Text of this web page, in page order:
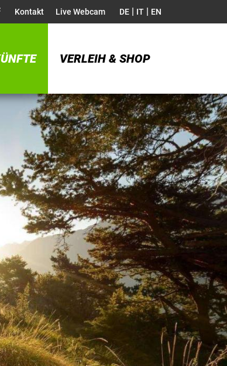
Kontakt Live Webcam DE | IT | EN
VERLEIH & SHOP